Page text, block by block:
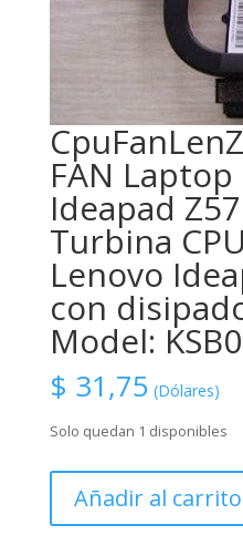
FAN
Ideapad
Turbina
Lenovo
con
Model:
$ 31,75 (Dólares)
Solo quedan 1 disponibles
CPUAñadir al carrito